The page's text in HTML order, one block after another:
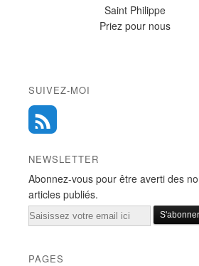
Saint Philippe
Priez pour nous
SUIVEZ-MOI
NEWSLETTER
Abonnez-vous pour être averti des
articles publiés.
Email
PAGES